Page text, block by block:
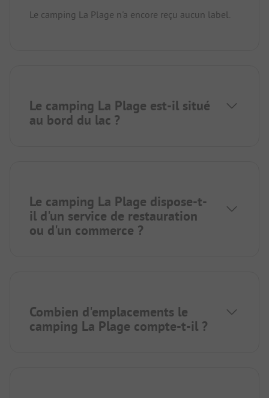
Le camping La Plage n'a encore reçu aucun label.
Le camping La Plage est-il situé
au bord du lac ?
Le camping La Plage dispose-t-
il d'un service de restauration
ou d'un commerce ?
Combien d'emplacements le
camping La Plage compte-t-il ?